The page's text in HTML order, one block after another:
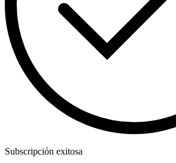
Subscripción exitosa